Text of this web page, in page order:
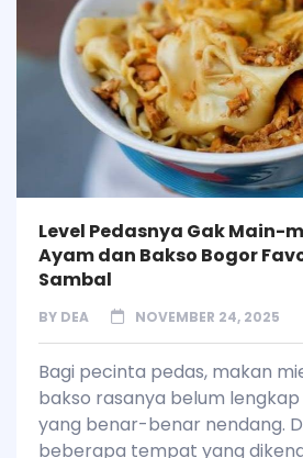
Level Pedasnya Gak Main-
Ayam dan Bakso Bogor
Sambal
BY DEA NOVEMBER 24, 2025
Bagi pecinta pedas, makan
bakso rasanya belum
yang benar-benar nendang.
beberapa tempat yang